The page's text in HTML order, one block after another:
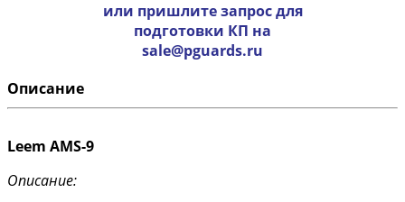
или пришлите запрос для
подготовки КП на
sale@pguards.ru
Описание
Leem AMS-9
Описание: